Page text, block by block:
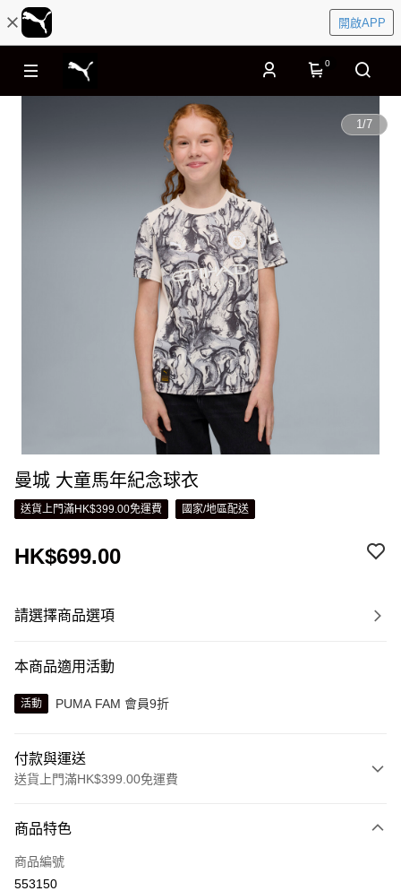
開啟APP
0
1/7
曼城 大童馬年紀念球衣
送貨上門滿HK$399.00免運費 國家/地區配送
HK$699.00
請選擇商品選項
本商品適用活動
活動 PUMA FAM 會員9折
付款與運送
送貨上門滿HK$399.00免運費
信用卡
線上付款
商品特色
商品編號
553150